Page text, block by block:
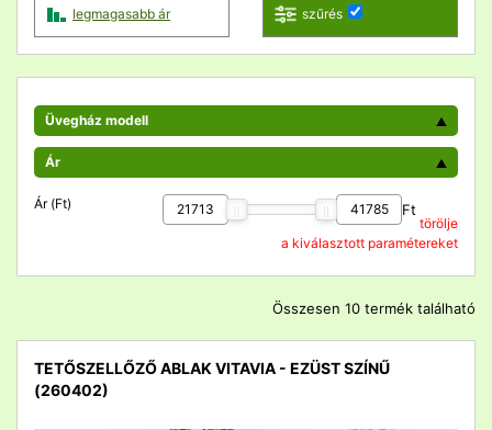
legmagasabb ár szűrés
Üvegház modell
Ár
Ár (Ft) Ft
törölje
a kiválasztott paramétereket
Összesen 10 termék található
TETŐSZELLŐZŐ ABLAK VITAVIA - EZÜST SZÍNŰ
(260402)